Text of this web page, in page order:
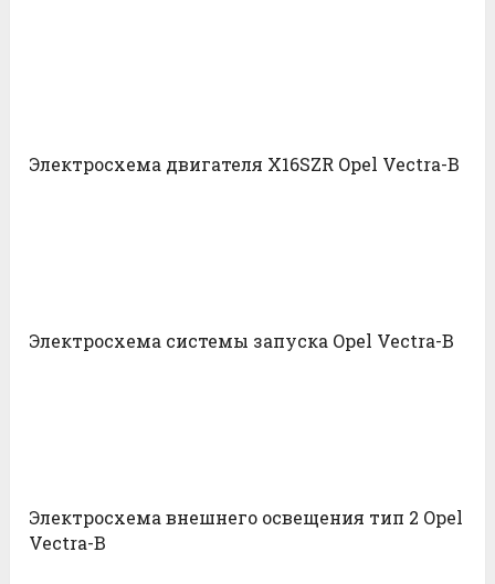
Электросхема двигателя X16SZR Opel Vectra-B
Электросхема системы запуска Opel Vectra-B
Электросхема внешнего освещения тип 2 Opel
Vectra-B